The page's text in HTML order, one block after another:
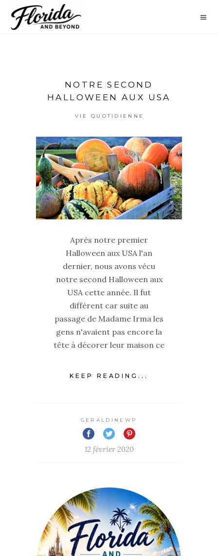
NOTRE SECOND
HALLOWEEN AUX USA
VIE QUOTIDIENNE
Après notre premier
Halloween aux USA l'an
dernier, nous avons vécu
notre second Halloween aux
USA cette année. Il fut
différent car suite au
passage de Madame Irma les
gens n'avaient pas encore la
tête à décorer leur maison ce
KEEP READING...
GERALDINEWP
12 février 2020